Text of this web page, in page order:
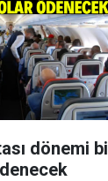
dönemi